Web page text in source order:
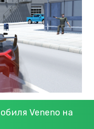
Veneno на